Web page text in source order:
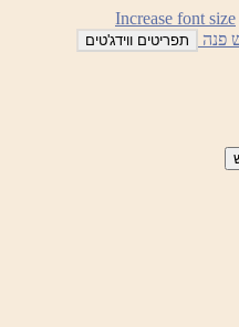
Increase font size
תפריטים ווידג'טים